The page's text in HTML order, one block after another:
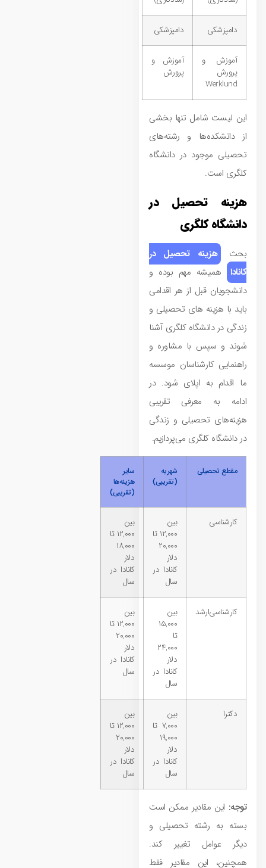
دامپزشکی دامپزشکی
آموزش و
پرورش
Werklund
آموزش و
پرورش
این لیست شامل تنها بخشی
از دانشکده‌ها و رشته‌های
تحصیلی موجود در دانشگاه
کلگری است.
هزینه تحصیل در
دانشگاه کلگری
بحث
هزینه تحصیل در
کانادا
همیشه مهم بوده و
دانشجویان قبل از هر اقدامی
باید با هزینه های تحصیلی و
زندگی در دانشگاه کلگری آشنا
شوند و سپس با مشاوره و
راهنمایی کارشناسان موسسه
ما اقدام به اپلای شود. در
ادامه به معرفی تقریبی
هزینه‌های تحصیلی و زندگی
در دانشگاه کلگری می‌پردازیم.
مقطع تحصیلی
شهریه
(تقریبی)
سایر
هزینه‌ها
(تقریبی)
کارشناسی
بین
۱۲,۰۰۰ تا
۲۰,۰۰۰
دلار
کانادا در
سال
بین
۱۲,۰۰۰ تا
۱۸,۰۰۰
دلار
کانادا در
سال
کارشناسی‌ارشد
بین
۱۵,۰۰۰
تا
۲۴,۰۰۰
دلار
کانادا در
سال
بین
۱۲,۰۰۰ تا
۲۰,۰۰۰
دلار
کانادا در
سال
دکترا
بین
۷,۰۰۰ تا
۱۹,۰۰۰
دلار
کانادا در
سال
بین
۱۲,۰۰۰ تا
۲۰,۰۰۰
دلار
کانادا در
سال
توجه: این مقادیر ممکن است
بسته به رشته تحصیلی و
دیگر عوامل تغییر کند.
همچنین، این مقادیر فقط